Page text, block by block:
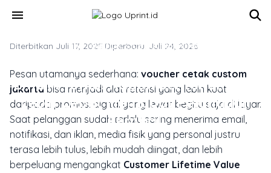
menu
PHOTOBOOK & CETAK PERSONAL
Voucher Cetak Custom Jakarta vs
Email Promo: Kapan Sentuhan Fisik
Lebih Cepat Membuat Pelanggan
Kembali
Diterbitkan Juli 17, 2025 Diperbarui Juli 24, 2026
Pesan utamanya sederhana: voucher cetak custom
jakarta bisa menjadi alat retensi yang lebih kuat
daripada promosi digital yang lewat begitu saja di layar.
Saat pelanggan sudah terlalu sering menerima email,
notifikasi, dan iklan, media fisik yang personal justru
terasa lebih tulus, lebih mudah diingat, dan lebih
berpeluang mengangkat Customer Lifetime Value